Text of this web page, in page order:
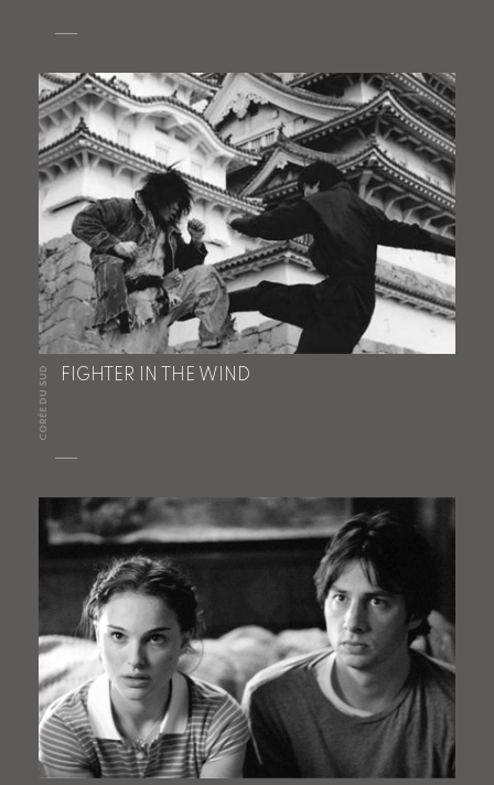
CORÉE DU SUD FIGHTER IN THE WIND